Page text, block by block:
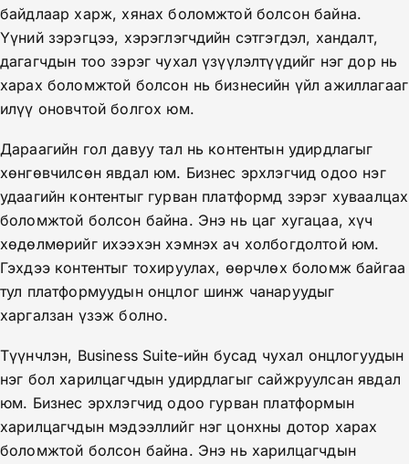
байдлаар харж, хянах боломжтой болсон байна.
Үүний зэрэгцээ, хэрэглэгчдийн сэтгэгдэл, хандалт,
дагагчдын тоо зэрэг чухал үзүүлэлтүүдийг нэг дор нь
харах боломжтой болсон нь бизнесийн үйл ажиллагааг
илүү оновчтой болгох юм.
Дараагийн гол давуу тал нь контентын удирдлагыг
хөнгөвчилсөн явдал юм. Бизнес эрхлэгчид одоо нэг
удаагийн контентыг гурван платформд зэрэг хуваалцах
боломжтой болсон байна. Энэ нь цаг хугацаа, хүч
хөдөлмөрийг ихээхэн хэмнэх ач холбогдолтой юм.
Гэхдээ контентыг тохируулах, өөрчлөх боломж байгаа
тул платформуудын онцлог шинж чанаруудыг
харгалзан үзэж болно.
Түүнчлэн, Business Suite-ийн бусад чухал онцлогуудын
нэг бол харилцагчдын удирдлагыг сайжруулсан явдал
юм. Бизнес эрхлэгчид одоо гурван платформын
харилцагчдын мэдээллийг нэг цонхны дотор харах
боломжтой болсон байна. Энэ нь харилцагчдын